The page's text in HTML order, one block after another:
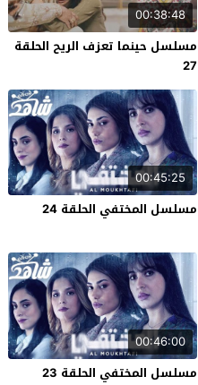
00:38:48
مسلسل حينما تعزف الريح الحلقة
27
00:45:25
مسلسل المختفي الحلقة 24
00:46:00
مسلسل المختفي الحلقة 23